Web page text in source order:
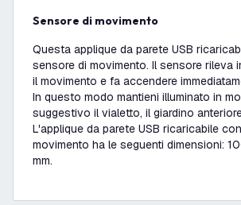
Sensore di movimento
Questa applique da parete USB
sensore di movimento. Il sensore rileva
il movimento e fa accendere
In questo modo mantieni illuminato in
suggestivo il vialetto, il giardino
L'applique da parete USB ricaricabile
movimento ha le seguenti dimensioni:
mm.